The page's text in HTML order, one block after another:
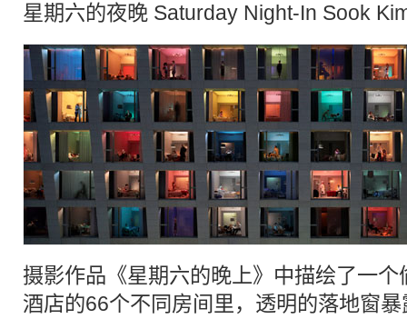
星期六的夜晚 Saturday Night-In Sook
摄影作品《星期六的晚上》中描绘了一个
酒店的66个不同房间里，透明的落地窗